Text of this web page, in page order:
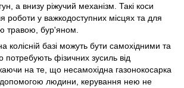
а внизу ріжучий механізм. Такі коси
роботи у важкодоступних місцях та для
травою, бур'яном.
колісній базі можуть бути самохідними та
фізичних зусиль від
на те, що несамохідна газонокосарка
людини, керування нею не